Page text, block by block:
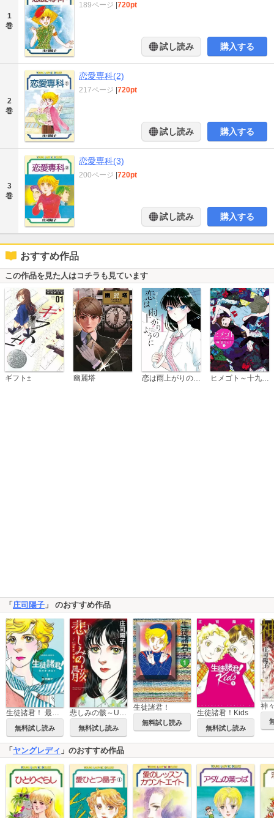
1
巻
189ページ 720pt
試し読み 購入する
2
巻
恋愛専科(2)
217ページ 720pt
試し読み 購入する
3
巻
恋愛専科(3)
200ページ 720pt
試し読み 購入する
おすすめ作品
この作品を見た人はコチラも見ています
ギフト± 幽麗塔 恋は雨上がりのように ヒメゴト～十九歳の制服～
「 庄司陽子 」 のおすすめ作品
生徒諸君！ 最終章・旅立ち
無料試し読み 無料試し読み
生徒諸君！
無料試し読み
生徒諸君！Kids
無料試し読み
「 ヤングレディ 」のおすすめ作品